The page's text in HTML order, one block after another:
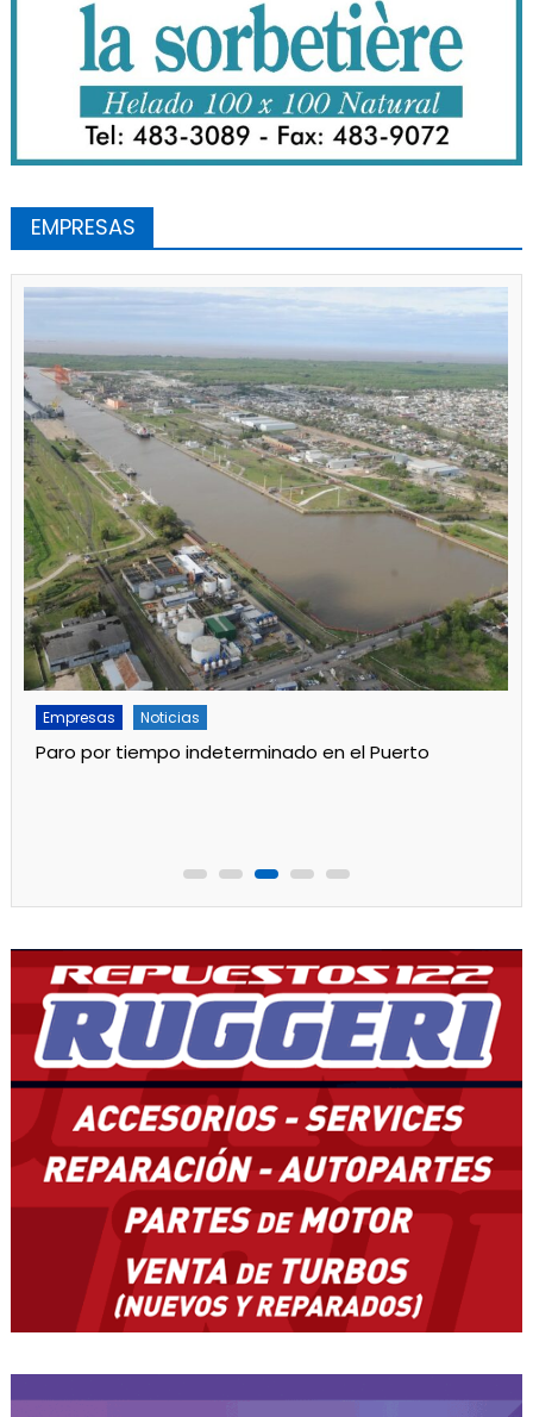
EMPRESAS
Empresas Noticias
Por mejoras en el servicio cortan el agua de 11 a 15